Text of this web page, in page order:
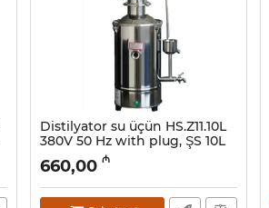
Distilyator su üçün HS.Z11.10L
380V 50 Hz with plug, ŞS 10L
Artikul: 015001025
660,00 ₼